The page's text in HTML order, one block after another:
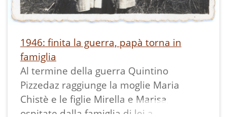
1946: finita la guerra, papà torna in
famiglia
Al termine della guerra Quintino
Pizzedaz raggiunge la moglie Maria
Chistè e le figlie Mirella e Marisa,
ospitate dalla famiglia di lei a